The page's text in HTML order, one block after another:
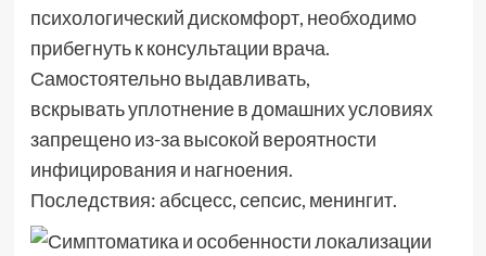
психологический дискомфорт, необходимо
прибегнуть к консультации врача.
Самостоятельно выдавливать,
вскрывать уплотнение в домашних условиях
запрещено из-за высокой вероятности
инфицирования и нагноения.
Последствия: абсцесс, сепсис, менингит.